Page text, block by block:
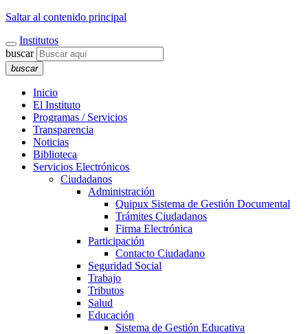
Saltar al contenido principal
Institutos
buscar
buscar
Inicio
El Instituto
Programas / Servicios
Transparencia
Noticias
Biblioteca
Servicios Electrónicos
Ciudadanos
Administración
Quipux Sistema de Gestión Documental
Trámites Ciudadanos
Firma Electrónica
Participación
Contacto Ciudadano
Seguridad Social
Trabajo
Tributos
Salud
Educación
Sistema de Gestión Educativa